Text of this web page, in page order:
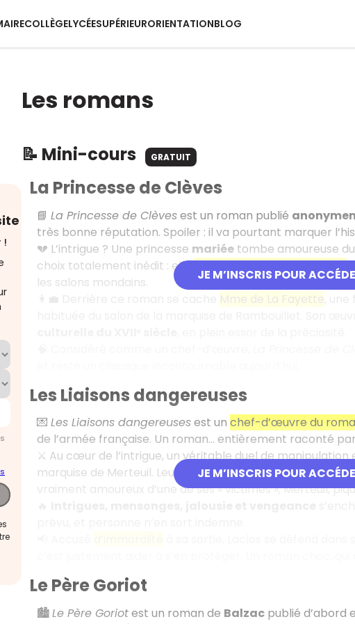
COLLÈGELYCÉESUPÉRIEURORIENTATIONBLOG
!
Les romans
📝 Mini-cours GRATUIT
JE M’INSCRIS POUR
La Princesse de Clèves
📘 La Princesse de Clèvesest un roman publié
très bonne réputation. Spoiler : il va pourtant marquer
💔 L’intrigue ? Une princesse mariéetombe amoureuse du
choix totalement inédit : elleavoue sa passion à son mari.
les salons mondains.
Mme de La Fayette
JE M’INSCRIS POUR
Les Liaisons dangereuses
💌 Les Liaisons dangereusesest un chef-d’œuvre du
de l’armée française. Un roman… entièrement raconté par
⚔️ Au cœur de l’intrigue, un véritable duel de
marquise de Merteuil. Leur terrain de jeu ? Les
vraiment amoureux d’une de ses « victimes », Merteuil,
Le Père Goriot
🏙️Le Père Goriotest un roman de Balzacpublié d’abord